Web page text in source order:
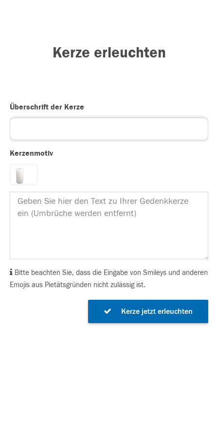
Kerze erleuchten
Überschrift der Kerze
Kerzenmotiv
Bitte beachten Sie, dass die Eingabe von Smileys und anderen
Emojis aus Pietätsgründen nicht zulässig ist.
Kerze jetzt erleuchten